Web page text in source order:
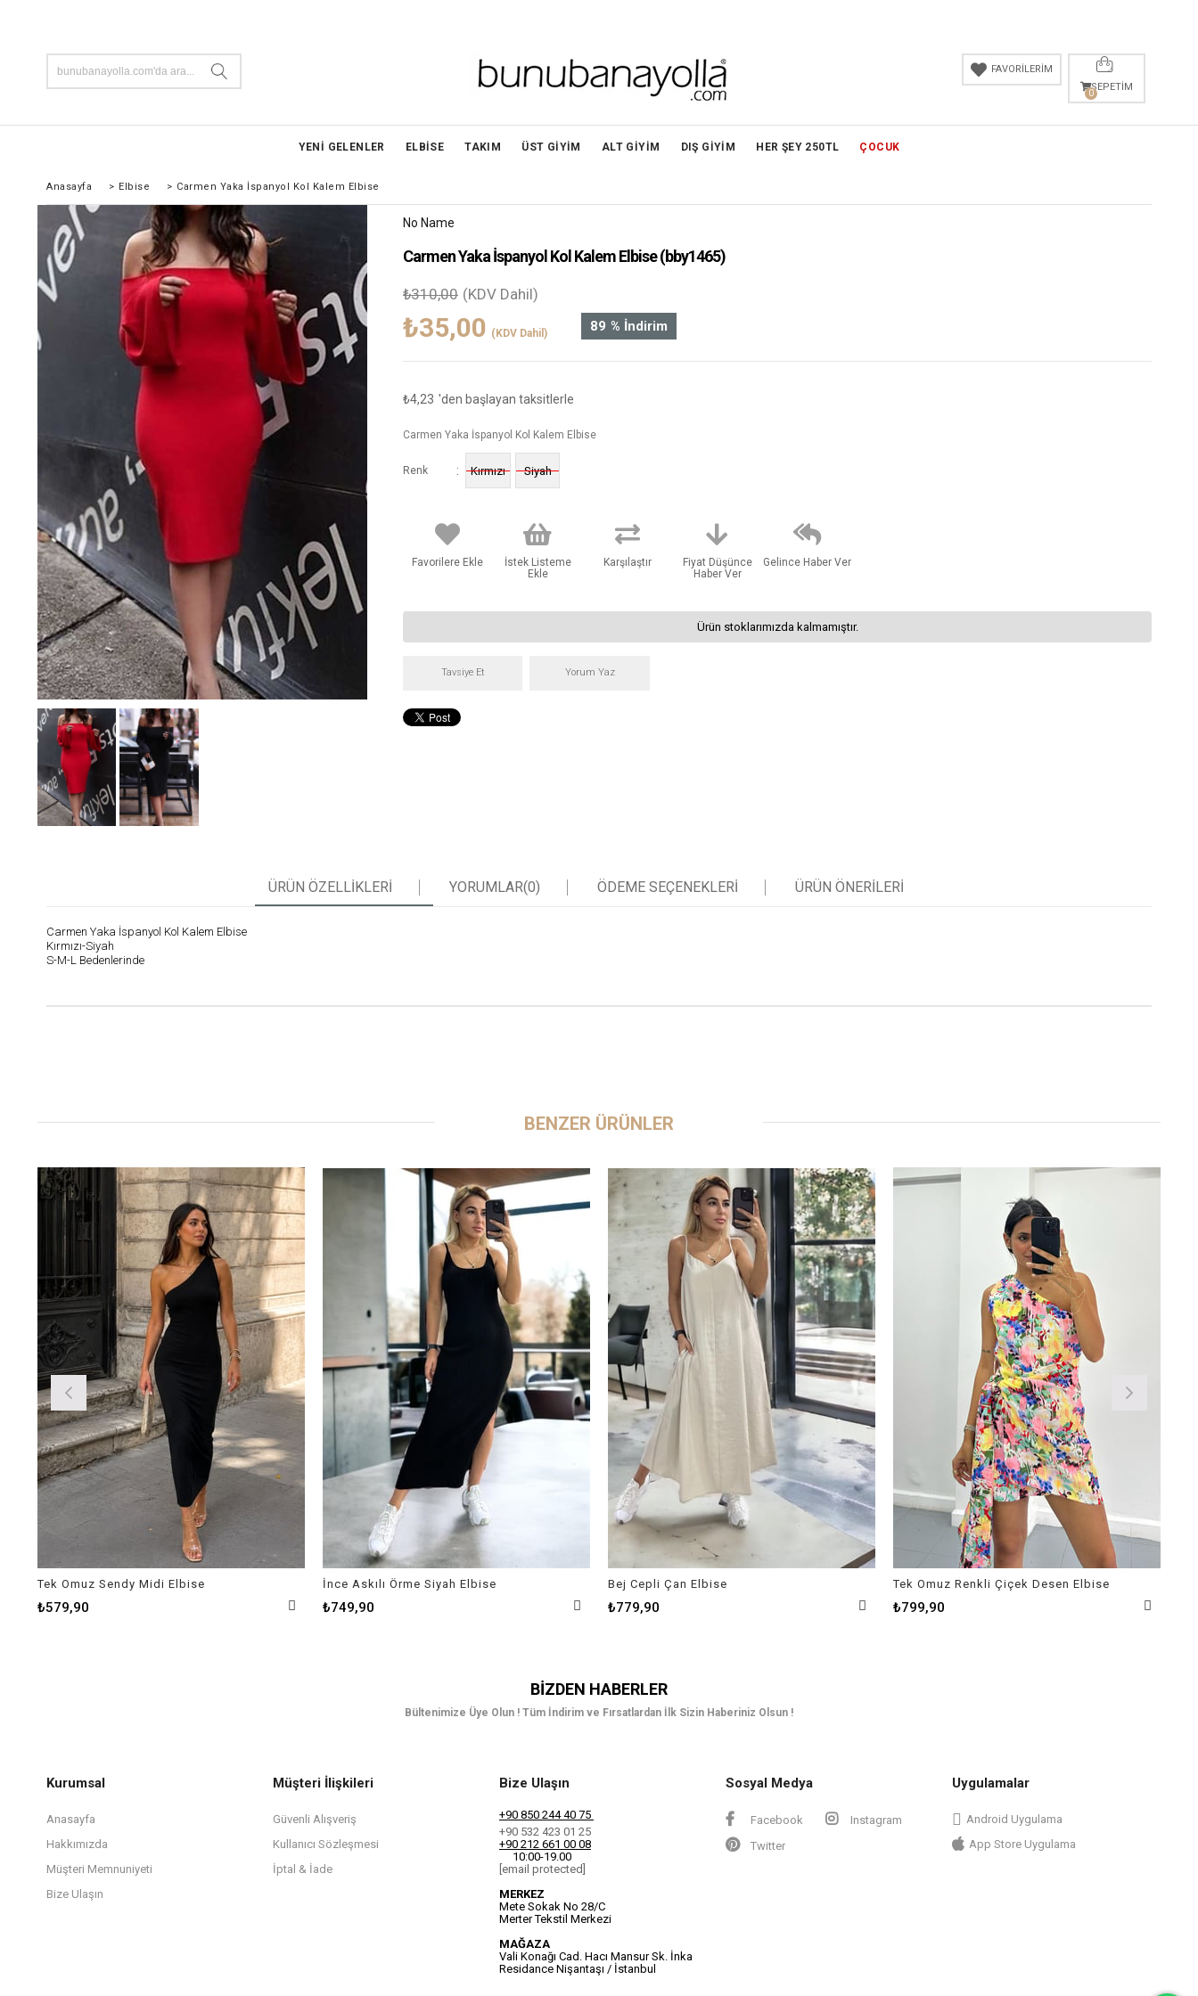
SEPETIM
0
FAVORİLERİM
YENİ GELENLER ELBİSE TAKIM ÜST GİYİM ALT GİYİM DIŞ GİYİM HER ŞEY 250TL ÇOCUK
Anasayfa > Elbise > Carmen Yaka İspanyol Kol Kalem Elbise
No Name
Carmen Yaka İspanyol Kol Kalem Elbise(bby1465)
%
89 İndirim
₺310,00 (KDV Dahil)
₺35,00 (KDV Dahil)
₺4,23 'den başlayan taksitlerle
Carmen Yaka İspanyol Kol Kalem Elbise
Renk : Kırmızı Siyah
Favorilere Ekle
İstek Listeme
Ekle
Karşılaştır
Fiyat Düşünce
Haber Ver
Gelince Haber Ver
Ürün stoklarımızda kalmamıştır.
Tavsiye Et Yorum Yaz
ÜRÜN ÖZELLIKLERI YORUMLAR(0) ÖDEME SEÇENEKLERI ÜRÜN ÖNERILERI
Carmen Yaka İspanyol Kol Kalem Elbise
Kırmızı-Siyah
S-M-L Bedenlerinde
BENZER ÜRÜNLER
Tek Omuz Sendy Midi Elbise
₺579,90
İnce Askılı Örme Siyah Elbise
₺749,90
Bej Cepli Çan Elbise
₺779,90
Tek Omuz Renkli Çiçek Desen Elbise
₺799,90
BIZDEN HABERLER
Bültenimize Üye Olun ! Tüm İndirim ve Fırsatlardan İlk Sizin Haberiniz Olsun !
Kurumsal
Anasayfa
Hakkımızda
Müşteri Memnuniyeti
Bize Ulaşın
Müşteri İlişkileri
Güvenli Alışveriş
Kullanıcı Sözleşmesi
İptal & İade
Bize Ulaşın
+90 850 244 40 75
+90 532 423 01 25
+90 212 661 00 08
10:00-19.00
[email protected]
MERKEZ
Mete Sokak No 28/C
Merter Tekstil Merkezi
MAĞAZA
Vali Konağı Cad. Hacı Mansur Sk. İnka
Residance Nişantaşı / İstanbul
Sosyal Medya
Facebook
Instagram
Twitter
Uygulamalar
Android Uygulama
App Store Uygulama